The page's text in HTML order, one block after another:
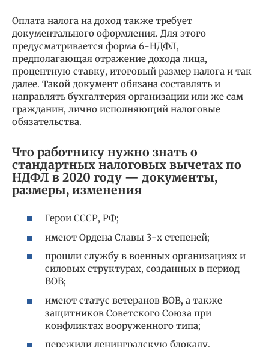
Оплата налога на доход также требует
документального оформления. Для этого
предусматривается форма 6-НДФЛ,
предполагающая отражение дохода лица,
процентную ставку, итоговый размер налога и так
далее. Такой документ обязана составлять и
направлять бухгалтерия организации или же сам
гражданин, лично исполняющий налоговые
обязательства.
Что работнику нужно знать о
стандартных налоговых вычетах по
НДФЛ в 2020 году — документы,
размеры, изменения
Герои СССР, РФ;
имеют Ордена Славы 3-х степеней;
прошли службу в военных организациях и
силовых структурах, созданных в период
ВОВ;
имеют статус ветеранов ВОВ, а также
защитников Советского Союза при
конфликтах вооруженного типа;
пережили ленинградскую блокаду,